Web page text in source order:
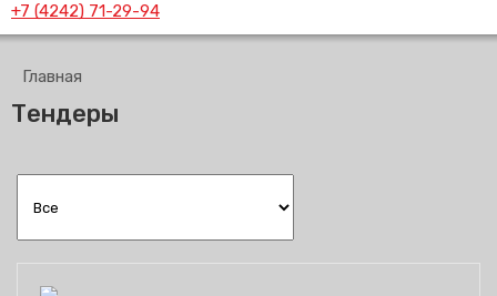
+7 (4242) 71-29-94
Главная
Тендеры